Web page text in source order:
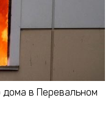
дома в Перевальном